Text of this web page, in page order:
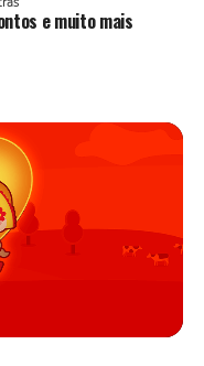
e muito mais